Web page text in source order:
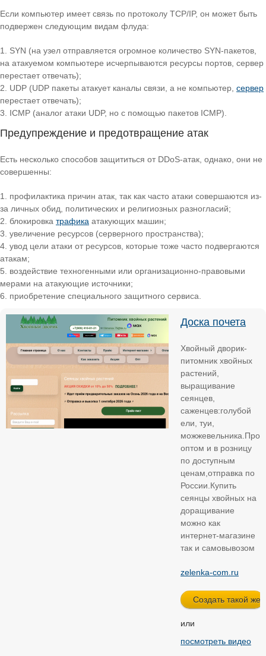
Если компьютер имеет связь по протоколу TCP/IP, он может быть
подвержен следующим видам флуда:
SYN (на узел отправляется огромное количество SYN-пакетов,
на атакуемом компьютере исчерпываются ресурсы портов, сервер
перестает отвечать);
UDP (UDP пакеты атакует каналы связи, а не компьютер, сервер
перестает отвечать);
ICMP (аналог атаки UDP, но с помощью пакетов ICMP).
Предупреждение и предотвращение атак
Есть несколько способов защититься от DDoS-атак, однако, они не
совершенны:
профилактика причин атак, так как часто атаки совершаются из-
за личных обид, политических и религиозных разногласий;
блокировка трафика атакующих машин;
увеличение ресурсов (серверного пространства);
увод цели атаки от ресурсов, которые тоже часто подвергаются
атакам;
воздействие техногенными или организационно-правовыми
мерами на атакующие источники;
приобретение специального защитного сервиса.
Доска почета
Хвойный дворик-
питомник хвойных
растений,
выращивание
сеянцев,
саженцев:голубой
ели, туи,
оптом и в розницу
по доступным
ценам,отправка по
России.Купить
сеянцы хвойных на
доращивание
можно как
интернет-магазине
так и самовывозом
zelenka-com.ru
или
посмотреть видео